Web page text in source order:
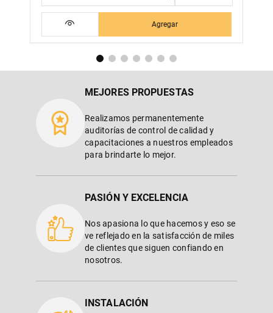
Agregar
MEJORES PROPUESTAS
Realizamos permanentemente
auditorías de control de calidad y
capacitaciones a nuestros empleados
para brindarte lo mejor.
PASIÓN Y EXCELENCIA
Nos apasiona lo que hacemos y eso se
ve reflejado en la satisfacción de miles
de clientes que siguen confiando en
nosotros.
INSTALACIÓN